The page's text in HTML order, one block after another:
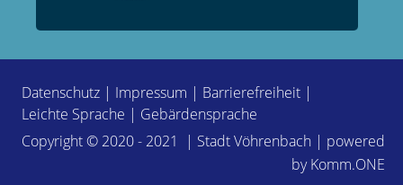
Datenschutz | Impressum | Barrierefreiheit |
Leichte Sprache | Gebärdensprache
Copyright © 2020 - 2021 | Stadt Vöhrenbach | powered
byKomm.ONE